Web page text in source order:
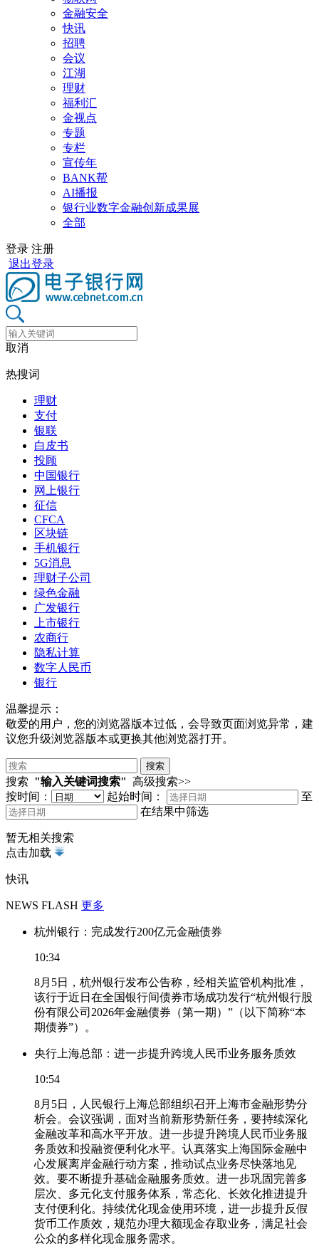
金融安全
快讯
招聘
会议
江湖
理财
福利汇
金视点
专题
专栏
宣传年
BANK帮
AI播报
银行业数字金融创新成果展
全部
登录 注册
退出登录
取消
热搜词
理财
支付
银联
白皮书
投顾
中国银行
网上银行
征信
CFCA
区块链
手机银行
5G消息
理财子公司
绿色金融
广发银行
上市银行
农商行
隐私计算
数字人民币
银行
温馨提示：
敬爱的用户，您的浏览器版本过低，会导致页面浏览异常，建
议您升级浏览器版本或更换其他浏览器打开。
搜索 "输入关键词搜索" 高级搜索>>
按时间：
起始时间：
至
在结果中筛选
暂无相关搜索
点击加载
快讯
NEWS FLASH 更多
杭州银行：完成发行200亿元金融债券
10:34
8月5日，杭州银行发布公告称，经相关监管机构批准，
该行于近日在全国银行间债券市场成功发行“杭州银行股
份有限公司2026年金融债券（第一期）”（以下简称“本
期债券”）。
央行上海总部：进一步提升跨境人民币业务服务质效
10:54
8月5日，人民银行上海总部组织召开上海市金融形势分
析会。会议强调，面对当前新形势新任务，要持续深化
金融改革和高水平开放。进一步提升跨境人民币业务服
务质效和投融资便利化水平。认真落实上海国际金融中
心发展离岸金融行动方案，推动试点业务尽快落地见
效。要不断提升基础金融服务质效。进一步巩固完善多
层次、多元化支付服务体系，常态化、长效化推进提升
支付便利化。持续优化现金使用环境，进一步提升反假
货币工作质效，规范办理大额现金存取业务，满足社会
公众的多样化现金服务需求。